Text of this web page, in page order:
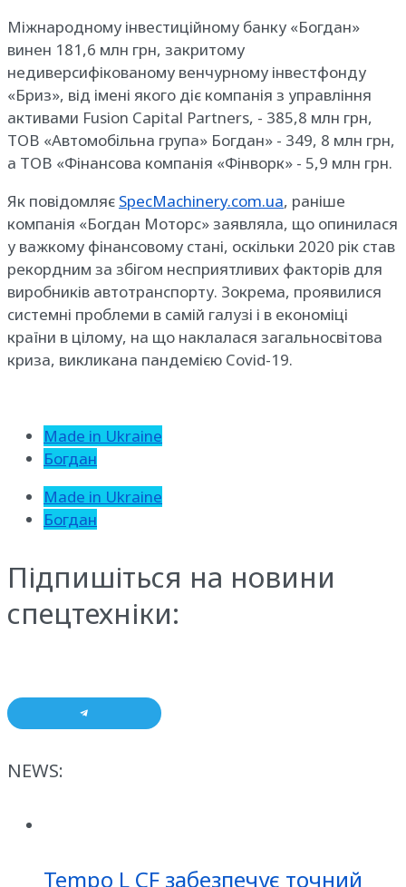
Міжнародному інвестиційному банку «Богдан»
винен 181,6 млн грн, закритому
недиверсифікованому венчурному інвестфонду
«Бриз», від імені якого діє компанія з управління
активами Fusion Capital Partners, - 385,8 млн грн,
ТОВ «Автомобільна група» Богдан» - 349, 8 млн грн,
а ТОВ «Фінансова компанія «Фінворк» - 5,9 млн грн.
Як повідомляє SpecMachinery.com.ua, раніше
компанія «Богдан Моторс» заявляла, що опинилася
у важкому фінансовому стані, оскільки 2020 рік став
рекордним за збігом несприятливих факторів для
виробників автотранспорту. Зокрема, проявилися
системні проблеми в самій галузі і в економіці
країни в цілому, на що наклалася загальносвітова
криза, викликана пандемією Covid-19.
Made in Ukraine
Богдан
Made in Ukraine
Богдан
Підпишіться на новини
спецтехніки:
NEWS:
Tempo L CF забезпечує точний